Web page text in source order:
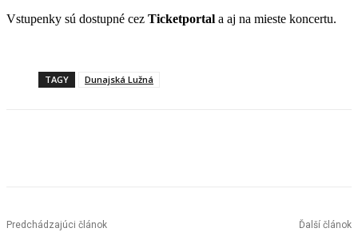
Vstupenky sú dostupné cez Ticketportal a aj na mieste koncertu.
TAGY Dunajská Lužná
Predchádzajúci článok Ďalší článok